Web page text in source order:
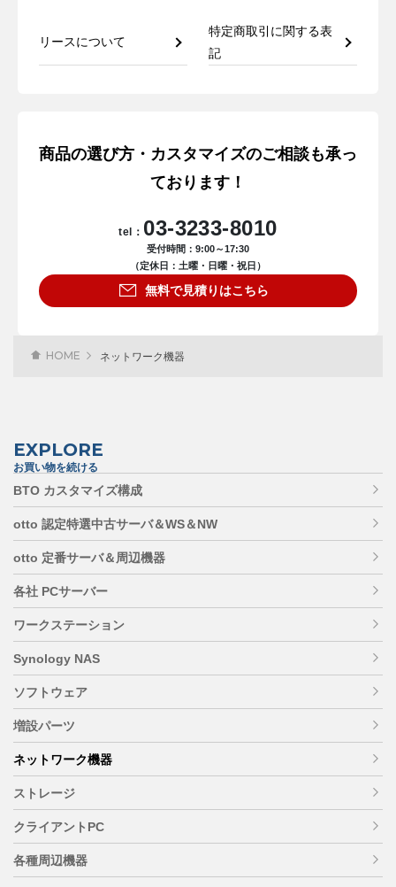
リースについて
特定商取引に関する表
記
商品の選び方・カスタマイズのご相談も承っ
ております！
tel： 03-3233-8010
受付時間：9:00～17:30
（定休日：土曜・日曜・祝日）
無料で見積りはこちら
HOME ネットワーク機器
EXPLORE
お買い物を続ける
BTO カスタマイズ構成
otto 認定特選中古サーバ＆WS＆NW
otto 定番サーバ＆周辺機器
各社 PCサーバー
ワークステーション
Synology NAS
ソフトウェア
増設パーツ
ネットワーク機器
ストレージ
クライアントPC
各種周辺機器